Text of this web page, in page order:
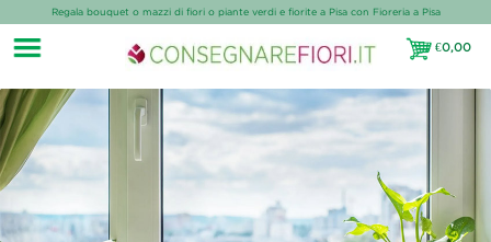
Regala bouquet o mazzi di fiori o piante verdi e fiorite a Pisa con Fioreria a Pisa
€0,00
€0,00